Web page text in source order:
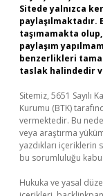
Sitede yalnızca
taşımamakta
paylaşım
benzerlikleri
taslak halindedir
Sitemiz, 5651 Sayılı
Kurumu (BTK)
vermektedir. Bu
veya araştırma
yazdıkları
bu sorumluluğu
Hukuka ve yasal